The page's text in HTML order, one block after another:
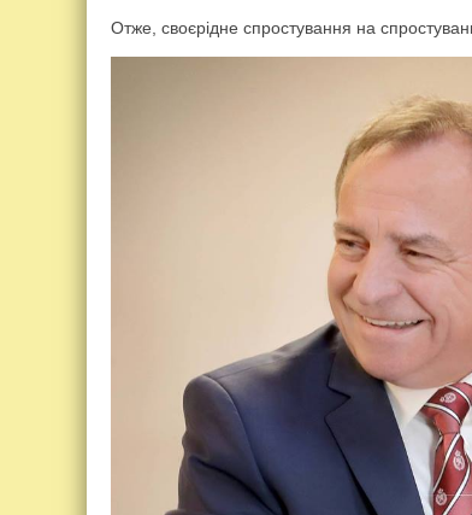
Отже, своєрідне спростування на